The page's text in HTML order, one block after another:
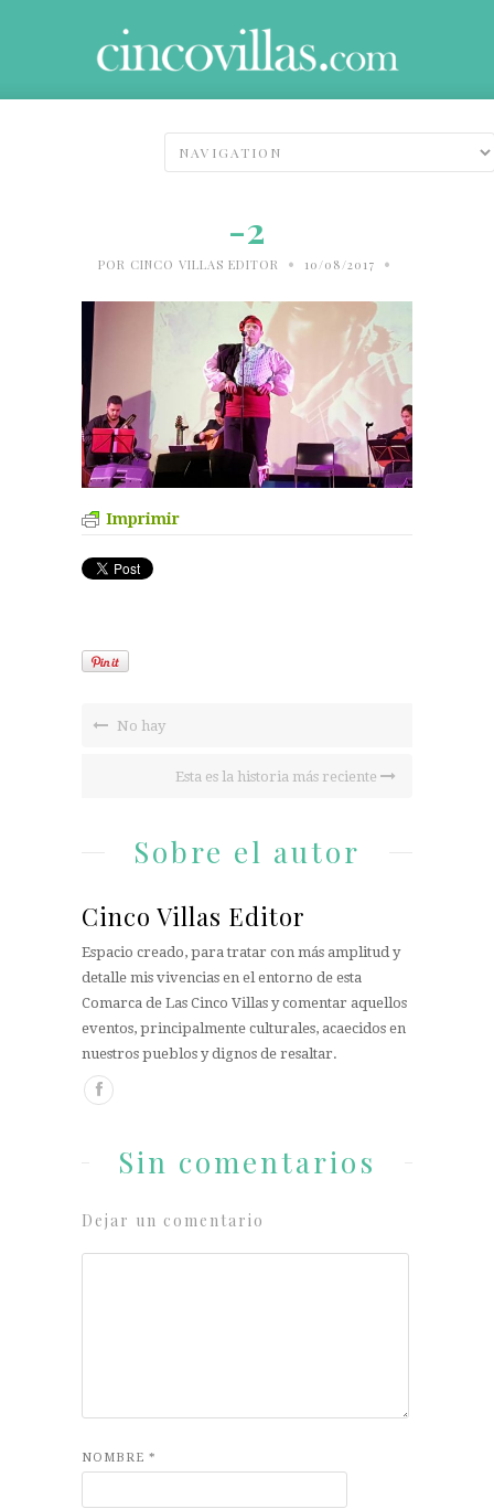
-2
POR CINCO VILLAS EDITOR • 10/08/2017 •
Imprimir
No hay
Esta es la historia más reciente
Sobre el autor
Cinco Villas Editor
Espacio creado, para tratar con más amplitud y
detalle mis vivencias en el entorno de esta
Comarca de Las Cinco Villas y comentar aquellos
eventos, principalmente culturales, acaecidos en
nuestros pueblos y dignos de resaltar.
Sin comentarios
Dejar un comentario
NOMBRE *